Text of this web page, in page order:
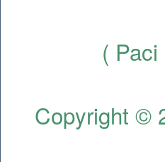
(
Copyright ©